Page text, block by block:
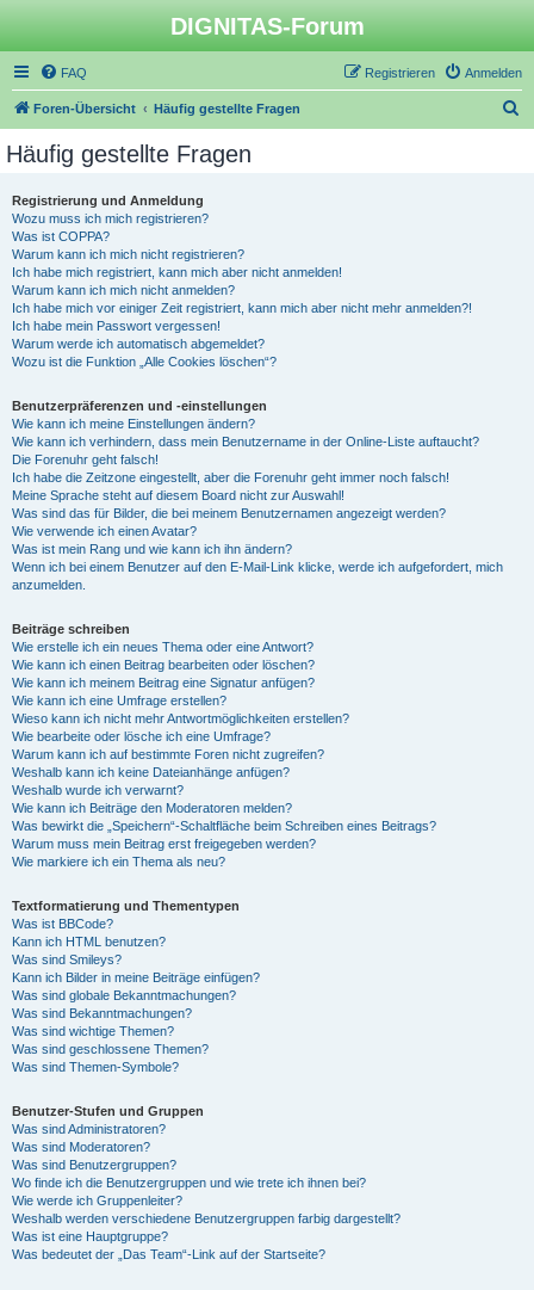
DIGNITAS-Forum
FAQ Anmelden
Registrieren
Foren-Übersicht Häufig gestellte Fragen
Häufig gestellte Fragen
Registrierung und Anmeldung
Wozu muss ich mich registrieren?
Was ist COPPA?
Warum kann ich mich nicht registrieren?
Ich habe mich registriert, kann mich aber nicht anmelden!
Warum kann ich mich nicht anmelden?
Ich habe mich vor einiger Zeit registriert, kann mich aber nicht mehr anmelden?!
Ich habe mein Passwort vergessen!
Warum werde ich automatisch abgemeldet?
Wozu ist die Funktion „Alle Cookies löschen“?
Benutzerpräferenzen und -einstellungen
Wie kann ich meine Einstellungen ändern?
Wie kann ich verhindern, dass mein Benutzername in der Online-Liste auftaucht?
Die Forenuhr geht falsch!
Ich habe die Zeitzone eingestellt, aber die Forenuhr geht immer noch falsch!
Meine Sprache steht auf diesem Board nicht zur Auswahl!
Was sind das für Bilder, die bei meinem Benutzernamen angezeigt werden?
Wie verwende ich einen Avatar?
Was ist mein Rang und wie kann ich ihn ändern?
Wenn ich bei einem Benutzer auf den E-Mail-Link klicke, werde ich aufgefordert, mich
anzumelden.
Beiträge schreiben
Wie erstelle ich ein neues Thema oder eine Antwort?
Wie kann ich einen Beitrag bearbeiten oder löschen?
Wie kann ich meinem Beitrag eine Signatur anfügen?
Wie kann ich eine Umfrage erstellen?
Wieso kann ich nicht mehr Antwortmöglichkeiten erstellen?
Wie bearbeite oder lösche ich eine Umfrage?
Warum kann ich auf bestimmte Foren nicht zugreifen?
Weshalb kann ich keine Dateianhänge anfügen?
Weshalb wurde ich verwarnt?
Wie kann ich Beiträge den Moderatoren melden?
Was bewirkt die „Speichern“-Schaltfläche beim Schreiben eines Beitrags?
Warum muss mein Beitrag erst freigegeben werden?
Wie markiere ich ein Thema als neu?
Textformatierung und Thementypen
Was ist BBCode?
Kann ich HTML benutzen?
Was sind Smileys?
Kann ich Bilder in meine Beiträge einfügen?
Was sind globale Bekanntmachungen?
Was sind Bekanntmachungen?
Was sind wichtige Themen?
Was sind geschlossene Themen?
Was sind Themen-Symbole?
Benutzer-Stufen und Gruppen
Was sind Administratoren?
Was sind Moderatoren?
Was sind Benutzergruppen?
Wo finde ich die Benutzergruppen und wie trete ich ihnen bei?
Wie werde ich Gruppenleiter?
Weshalb werden verschiedene Benutzergruppen farbig dargestellt?
Was ist eine Hauptgruppe?
Was bedeutet der „Das Team“-Link auf der Startseite?